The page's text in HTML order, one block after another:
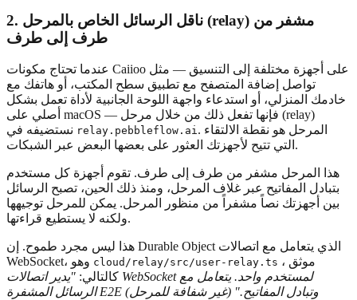
2. ناقل الرسائل الخاص بالمرحل (relay) مشفر من
طرف إلى طرف
عندما تحتاج مكونات Caiioo على أجهزة مختلفة إلى التنسيق — مثل
تواصل إضافة المتصفح مع تطبيق سطح المكتب، أو هاتفك مع
خادمك المنزلي، أو استدعاء واجهة اللوحة الجانبية لأداة تعمل بشكل
أصلي على macOS — فإنها تفعل ذلك من خلال مرحل (relay)
relay.pebbleflow.ai. المرحل هو نقطة الالتقاء
التي تتيح لأجهزتك العثور على بعضها البعض عبر الشبكات.
هذا المرحل مشفر من طرف إلى طرف. تقوم أجهزة كل مستخدم
بتبادل المفاتيح عبر غلاف المرحل، ومنذ ذلك الحين، تصبح الرسائل
بين أجهزتك نصاً مشفراً من منظور المرحل. يمكن للمرحل توجيهها
ولكنه لا يستطيع قراءتها.
هذا ليس مجرد طموح. إن Durable Object الذي يتعامل مع اتصالات
cloud/relay/src/user-relay.ts ، موثق
كالتالي: "يدير اتصالات WebSocket لمستخدم واحد. يتعامل مع
الرسائل المشفرة E2E (غير شفافة للمرحل) وتبادل المفاتيح."